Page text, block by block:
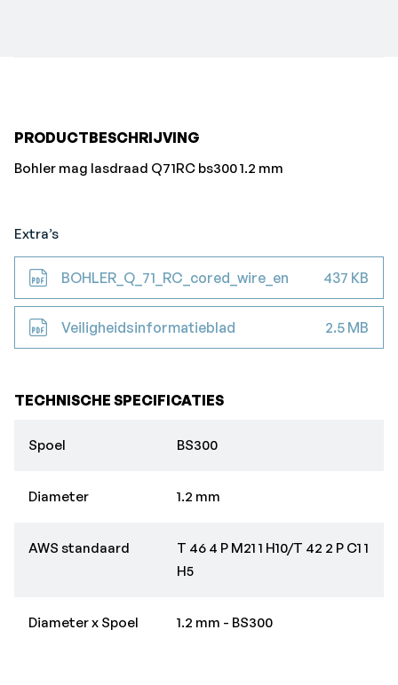
PRODUCTBESCHRIJVING
Bohler mag lasdraad Q71RC bs300 1.2 mm
Extra’s
BOHLER_Q_71_RC_cored_wire_en 437 KB
Veiligheidsinformatieblad 2.5 MB
TECHNISCHE SPECIFICATIES
Spoel BS300
Diameter 1.2 mm
AWS standaard
T 46 4 P M21 1 H10/T 42 2 P C1 1
H5
Diameter x Spoel 1.2 mm - BS300